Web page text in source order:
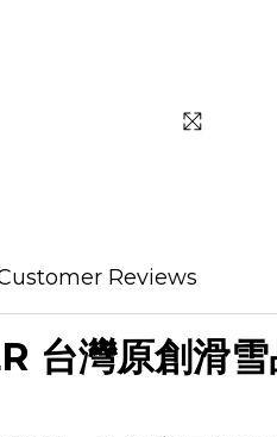
Reviews
台灣原創滑